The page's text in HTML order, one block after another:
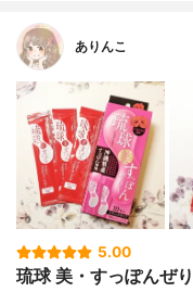
ありんこ
5.00
琉球 美・すっぽんぜ